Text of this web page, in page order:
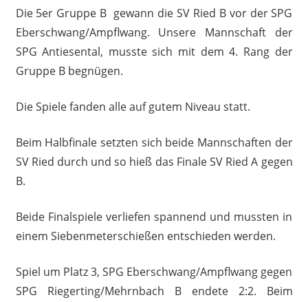
Die 5er Gruppe B gewann die SV Ried B vor der SPG
Eberschwang/Ampflwang. Unsere Mannschaft der
SPG Antiesental, musste sich mit dem 4. Rang der
Gruppe B begnügen.
Die Spiele fanden alle auf gutem Niveau statt.
Beim Halbfinale setzten sich beide Mannschaften der
SV Ried durch und so hieß das Finale SV Ried A gegen
B.
Beide Finalspiele verliefen spannend und mussten in
einem Siebenmeterschießen entschieden werden.
Spiel um Platz 3, SPG Eberschwang/Ampflwang gegen
SPG Riegerting/Mehrnbach B endete 2:2. Beim